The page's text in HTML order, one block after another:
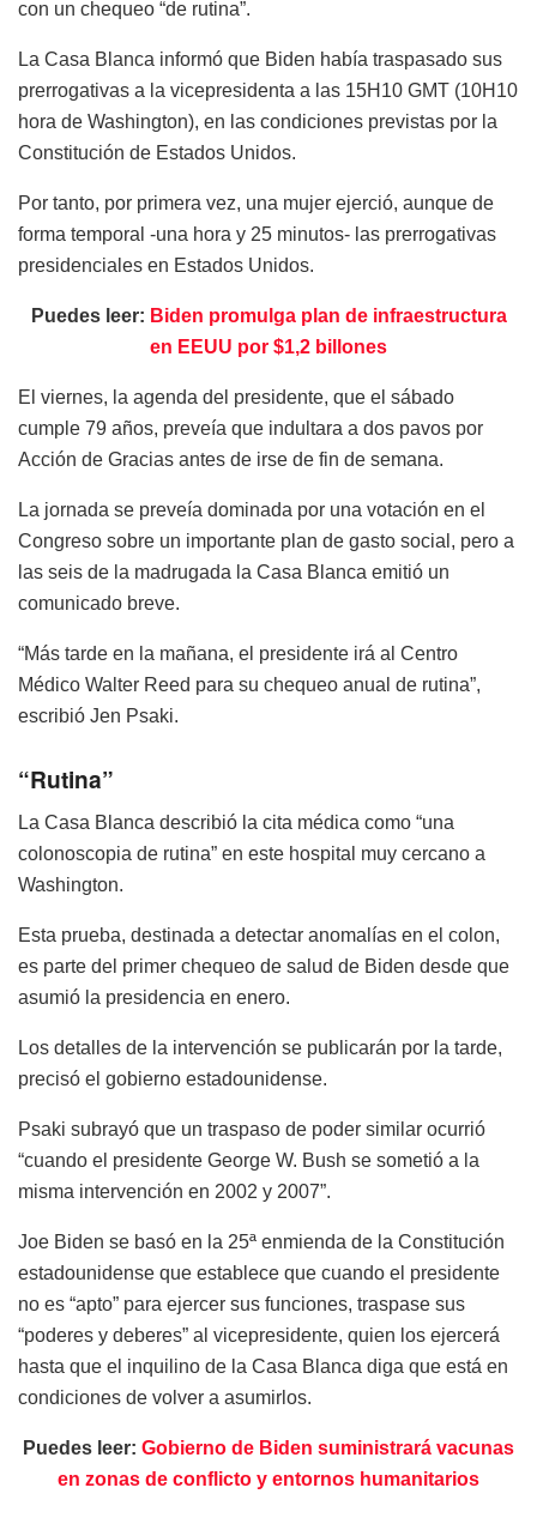
con un chequeo “de rutina”.
La Casa Blanca informó que Biden había traspasado sus
prerrogativas a la vicepresidenta a las 15H10 GMT (10H10
hora de Washington), en las condiciones previstas por la
Constitución de Estados Unidos.
Por tanto, por primera vez, una mujer ejerció, aunque de
forma temporal -una hora y 25 minutos- las prerrogativas
presidenciales en Estados Unidos.
Puedes leer: Biden promulga plan de infraestructura
en EEUU por $1,2 billones
El viernes, la agenda del presidente, que el sábado
cumple 79 años, preveía que indultara a dos pavos por
Acción de Gracias antes de irse de fin de semana.
La jornada se preveía dominada por una votación en el
Congreso sobre un importante plan de gasto social, pero a
las seis de la madrugada la Casa Blanca emitió un
comunicado breve.
“Más tarde en la mañana, el presidente irá al Centro
Médico Walter Reed para su chequeo anual de rutina”,
escribió Jen Psaki.
“Rutina”
La Casa Blanca describió la cita médica como “una
colonoscopia de rutina” en este hospital muy cercano a
Washington.
Esta prueba, destinada a detectar anomalías en el colon,
es parte del primer chequeo de salud de Biden desde que
asumió la presidencia en enero.
Los detalles de la intervención se publicarán por la tarde,
precisó el gobierno estadounidense.
Psaki subrayó que un traspaso de poder similar ocurrió
“cuando el presidente George W. Bush se sometió a la
misma intervención en 2002 y 2007”.
Joe Biden se basó en la 25ª enmienda de la Constitución
estadounidense que establece que cuando el presidente
no es “apto” para ejercer sus funciones, traspase sus
“poderes y deberes” al vicepresidente, quien los ejercerá
hasta que el inquilino de la Casa Blanca diga que está en
condiciones de volver a asumirlos.
Puedes leer: Gobierno de Biden suministrará vacunas
en zonas de conflicto y entornos humanitarios